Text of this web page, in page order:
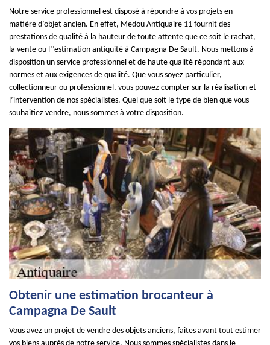
Notre service professionnel est disposé à répondre à vos projets en
matière d’objet ancien. En effet, Medou Antiquaire 11 fournit des
prestations de qualité à la hauteur de toute attente que ce soit le rachat,
la vente ou l’’estimation antiquité à Campagna De Sault. Nous mettons à
disposition un service professionnel et de haute qualité répondant aux
normes et aux exigences de qualité. Que vous soyez particulier,
collectionneur ou professionnel, vous pouvez compter sur la réalisation et
l’intervention de nos spécialistes. Quel que soit le type de bien que vous
souhaitiez vendre, nous sommes à votre disposition.
Obtenir une estimation brocanteur à
Campagna De Sault
Vous avez un projet de vendre des objets anciens, faites avant tout estimer